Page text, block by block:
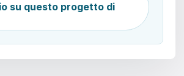
su questo progetto di